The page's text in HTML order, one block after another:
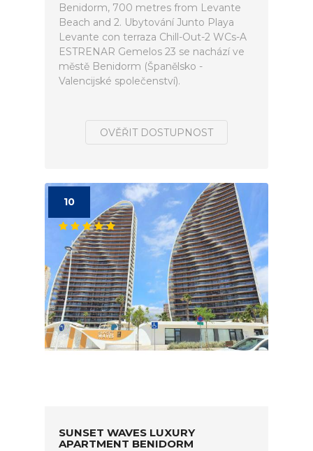
Benidorm, 700 metres from Levante
Beach and 2. Ubytování Junto Playa
Levante con terraza Chill-Out-2 WCs-A
ESTRENAR Gemelos 23 se nachází ve
městě Benidorm (Španělsko -
Valencijské společenství).
OVĚŘIT DOSTUPNOST
10
SUNSET WAVES LUXURY
APARTMENT BENIDORM